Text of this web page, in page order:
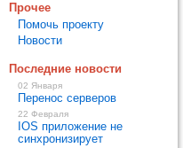
Прочее
Помочь проекту
Новости
Последние новости
02 Января
Перенос серверов
22 Февраля
IOS приложение не
синхронизирует